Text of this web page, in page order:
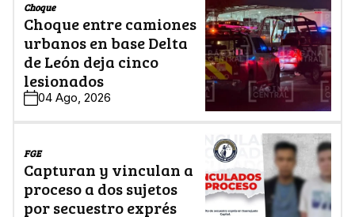
Choque
Choque entre camiones
urbanos en base Delta
de León deja cinco
lesionados
04 Ago, 2026
FGE
Capturan y vinculan a
proceso a dos sujetos
por secuestro exprés